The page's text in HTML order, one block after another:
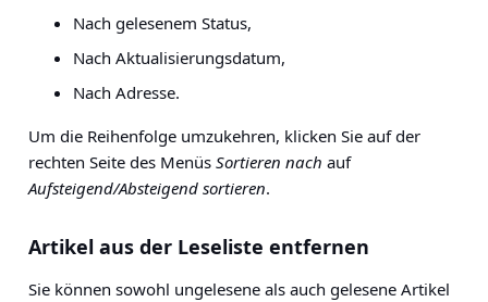
Nach gelesenem Status,
Nach Aktualisierungsdatum,
Nach Adresse.
Um die Reihenfolge umzukehren, klicken Sie auf der
rechten Seite des Menüs Sortieren nach auf
Aufsteigend/Absteigend sortieren.
Artikel aus der Leseliste entfernen
Sie können sowohl ungelesene als auch gelesene Artikel